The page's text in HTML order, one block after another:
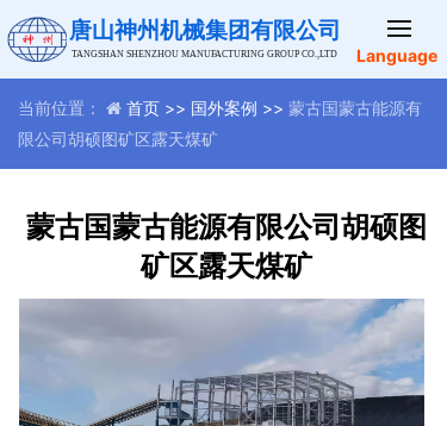
Language
唐山神州机械集团有限公司
TANGSHAN SHENZHOU MANUFACTURING GROUP CO.,LTD
当前位置： 首页 >> 国外案例 >> 蒙古国蒙古能源有
限公司胡硕图矿区露天煤矿
蒙古国蒙古能源有限公司胡硕图
矿区露天煤矿